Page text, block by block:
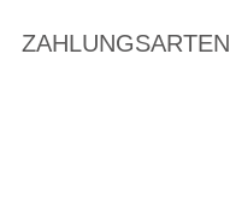
ZAHLUNGSARTEN